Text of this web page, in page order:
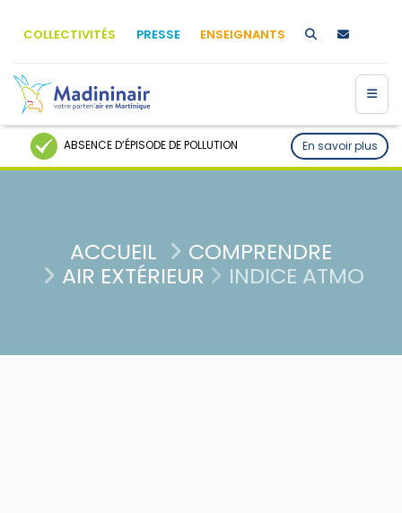
COLLECTIVITÉS PRESSE ENSEIGNANTS
ABSENCE D’ÉPISODE DE POLLUTION En savoir plus
ACCUEIL
COMPRENDRE
AIR EXTÉRIEUR
INDICE ATMO